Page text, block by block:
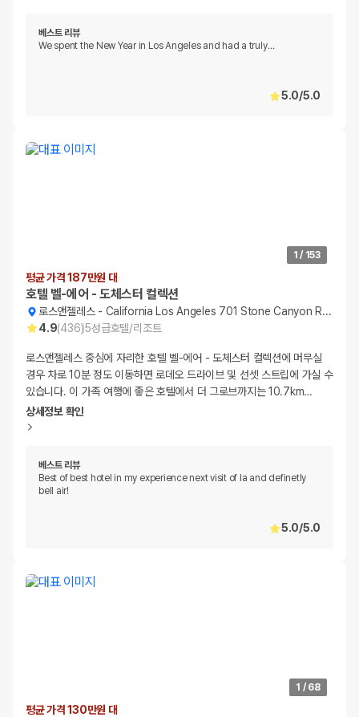
베스트 리뷰
We spent the New Year in Los Angeles and had a truly…
5.0/5.0
1 / 153
평균 가격 187만원 대
호텔 벨-에어 - 도체스터 컬렉션
로스앤젤레스- California Los Angeles 701 Stone Canyon Road
4.9(436)5성급호텔/리조트
로스앤젤레스 중심에 자리한 호텔 벨-에어 - 도체스터 컬렉션에 머무실
경우 차로 10분 정도 이동하면 로데오 드라이브 및 선셋 스트립에 가실 수
있습니다. 이 가족 여행에 좋은 호텔에서 더 그로브까지는 10.7km…
상세정보 확인
베스트 리뷰
Best of best hotel in my experience next visit of la and definetly
bell air!
5.0/5.0
1 / 68
평균 가격 130만원 대